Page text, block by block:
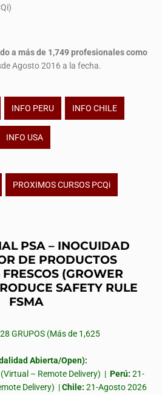
a más de 1,749 profesionalescomo
Agosto 2016 a la fecha.
INFO PERU INFO CHILE
INFO USA
PROXIMOS CURSOS PCQi
PSA – INOCUIDAD
DE PRODUCTOS
(GROWER
SAFETY RULE
FSMA
GRUPOS (Más de 1,625
Abierta/Open):
– Remote Delivery) | Perú: 21-
Delivery) |Chile: 21-Agosto 2026